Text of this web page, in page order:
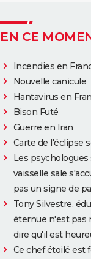
EN CE
Incendies en
Nouvelle canicule
Hantavirus en
Bison Futé
Guerre en Iran
Carte de l'éclipse
Les psychologues
vaisselle sale
pas un signe de
Tony Silvestre,
éternue n'est pas
dire qu'il est
Ce chef étoilé est